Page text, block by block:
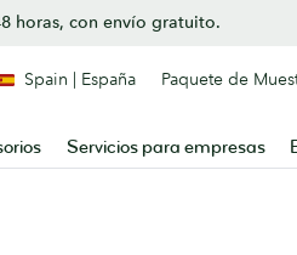
horas, con envío gratuito.
Servicios para empresas
Spain | España Paquete de